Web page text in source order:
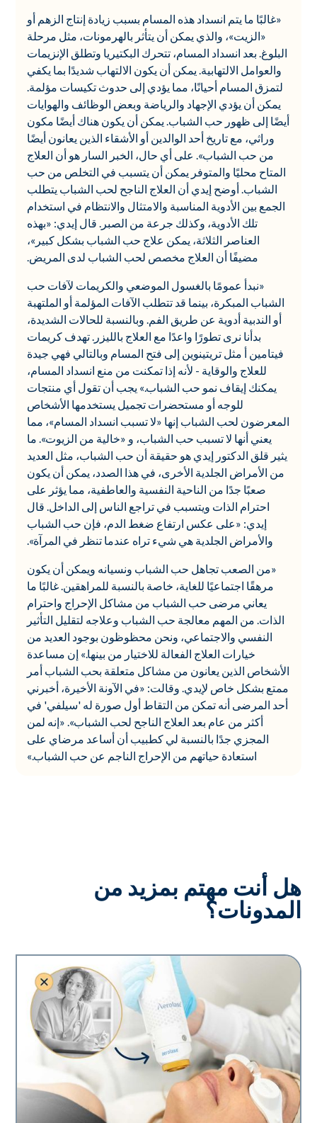
«غالبًا ما يتم انسداد هذه المسام بسبب زيادة إنتاج الزهم أو
«الزيت»، والذي يمكن أن يتأثر بالهرمونات، مثل مرحلة
البلوغ. بعد انسداد المسام، تتحرك البكتيريا وتطلق الإنزيمات
والعوامل الالتهابية. يمكن أن يكون الالتهاب شديدًا بما يكفي
لتمزق المسام أحيانًا، مما يؤدي إلى حدوث تكيسات مؤلمة.
يمكن أن يؤدي الإجهاد والرياضة وبعض الوظائف والهوايات
أيضًا إلى ظهور حب الشباب. يمكن أن يكون هناك أيضًا مكون
وراثي، مع تاريخ أحد الوالدين أو الأشقاء الذين يعانون أيضًا
من حب الشباب». على أي حال، الخبر السار هو أن العلاج
المتاح محليًا والمتوفر يمكن أن يتسبب في التخلص من حب
الشباب. أوضح إيدي أن العلاج الناجح لحب الشباب يتطلب
الجمع بين الأدوية المناسبة والامتثال والانتظام في استخدام
تلك الأدوية، وكذلك جرعة من الصبر. قال إيدي: «بهذه
العناصر الثلاثة، يمكن علاج حب الشباب بشكل كبير»،
مضيفًا أن العلاج مخصص لحب الشباب لدى المريض.
«نبدأ عمومًا بالغسول الموضعي والكريمات لآفات حب
الشباب المبكرة، بينما قد تتطلب الآفات المؤلمة أو الملتهبة
أو الندبية أدوية عن طريق الفم. وبالنسبة للحالات الشديدة،
بدأنا نرى تطورًا واعدًا مع العلاج بالليزر. تهدف كريمات
فيتامين أ مثل تريتينوين إلى فتح المسام وبالتالي فهي جيدة
للعلاج والوقاية - لأنه إذا تمكنت من منع انسداد المسام،
يمكنك إيقاف نمو حب الشباب.» يجب أن تقول أي منتجات
للوجه أو مستحضرات تجميل يستخدمها الأشخاص
المعرضون لحب الشباب إنها «لا تسبب انسداد المسام»، مما
يعني أنها لا تسبب حب الشباب، و «خالية من الزيوت». ما
يثير قلق الدكتور إيدي هو حقيقة أن حب الشباب، مثل العديد
من الأمراض الجلدية الأخرى، في هذا الصدد، يمكن أن يكون
صعبًا جدًا من الناحية النفسية والعاطفية، مما يؤثر على
احترام الذات ويتسبب في تراجع الناس إلى الداخل. قال
إيدي: «على عكس ارتفاع ضغط الدم، فإن حب الشباب
والأمراض الجلدية هي شيء تراه عندما تنظر في المرآة».
«من الصعب تجاهل حب الشباب ونسيانه ويمكن أن يكون
مرهقًا اجتماعيًا للغاية، خاصة بالنسبة للمراهقين. غالبًا ما
يعاني مرضى حب الشباب من مشاكل الإحراج واحترام
الذات. من المهم معالجة حب الشباب وعلاجه لتقليل التأثير
النفسي والاجتماعي، ونحن محظوظون بوجود العديد من
خيارات العلاج الفعالة للاختيار من بينها.» إن مساعدة
الأشخاص الذين يعانون من مشاكل متعلقة بحب الشباب أمر
ممتع بشكل خاص لإيدي. وقالت: «في الآونة الأخيرة، أخبرني
أحد المرضى أنه تمكن من التقاط أول صورة له 'سيلفي' في
أكثر من عام بعد العلاج الناجح لحب الشباب». «إنه لمن
المجزي جدًا بالنسبة لي كطبيب أن أساعد مرضاي على
استعادة حياتهم من الإحراج الناجم عن حب الشباب.»
هل أنت مهتم بمزيد من
المدونات؟